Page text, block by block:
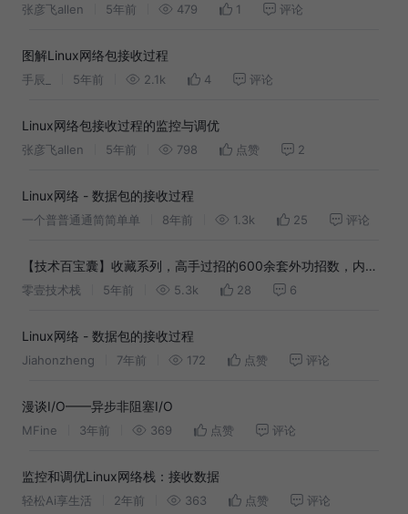
张彦飞allen 5年前 479 1 评论
图解Linux网络包接收过程
手辰_ 5年前 2.1k 4 评论
Linux网络包接收过程的监控与调优
张彦飞allen 5年前 798 点赞 2
Linux网络 - 数据包的接收过程
一个普普通通简简单单 8年前 1.3k 25 评论
【技术百宝囊】收藏系列，高手过招的600余套外功招数，内功
心法和实战精髓！持续更新......
零壹技术栈 5年前 5.3k 28 6
Linux网络 - 数据包的接收过程
Jiahonzheng 7年前 172 点赞 评论
漫谈I/O——异步非阻塞I/O
MFine 3年前 369 点赞 评论
监控和调优Linux网络栈：接收数据
轻松Ai享生活 2年前 363 点赞 评论